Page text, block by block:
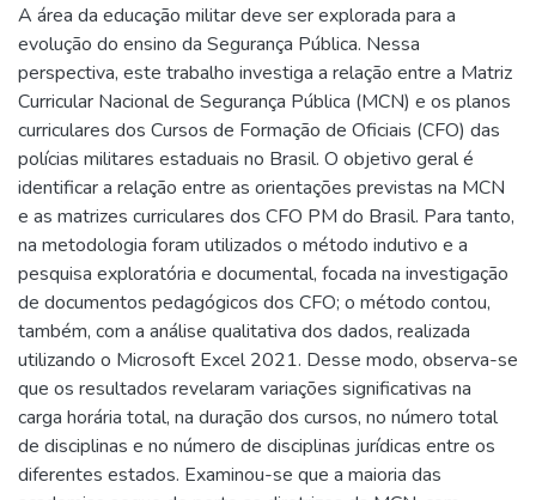
A área da educação militar deve ser explorada para a
evolução do ensino da Segurança Pública. Nessa
perspectiva, este trabalho investiga a relação entre a Matriz
Curricular Nacional de Segurança Pública (MCN) e os planos
curriculares dos Cursos de Formação de Oficiais (CFO) das
polícias militares estaduais no Brasil. O objetivo geral é
identificar a relação entre as orientações previstas na MCN
e as matrizes curriculares dos CFO PM do Brasil. Para tanto,
na metodologia foram utilizados o método indutivo e a
pesquisa exploratória e documental, focada na investigação
de documentos pedagógicos dos CFO; o método contou,
também, com a análise qualitativa dos dados, realizada
utilizando o Microsoft Excel 2021. Desse modo, observa-se
que os resultados revelaram variações significativas na
carga horária total, na duração dos cursos, no número total
de disciplinas e no número de disciplinas jurídicas entre os
diferentes estados. Examinou-se que a maioria das